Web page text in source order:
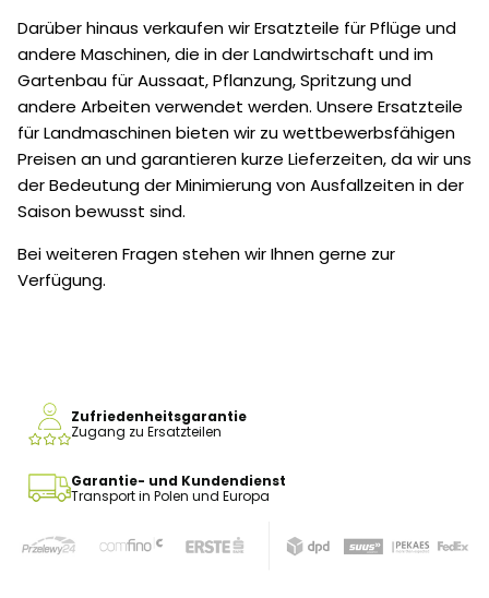
Darüber hinaus verkaufen wir Ersatzteile für Pflüge und
andere Maschinen, die in der Landwirtschaft und im
Gartenbau für Aussaat, Pflanzung, Spritzung und
andere Arbeiten verwendet werden. Unsere Ersatzteile
für Landmaschinen bieten wir zu wettbewerbsfähigen
Preisen an und garantieren kurze Lieferzeiten, da wir uns
der Bedeutung der Minimierung von Ausfallzeiten in der
Saison bewusst sind.
Bei weiteren Fragen stehen wir Ihnen gerne zur
Verfügung.
Zufriedenheitsgarantie
Zugang zu Ersatzteilen
Garantie- und Kundendienst
Transport in Polen und Europa